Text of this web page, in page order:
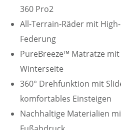
360 Pro2
All-Terrain-Räder mit
Federung
PureBreeze™ Matratze
Winterseite
360° Drehfunktion mit
komfortables Einsteigen
Nachhaltige Materialien